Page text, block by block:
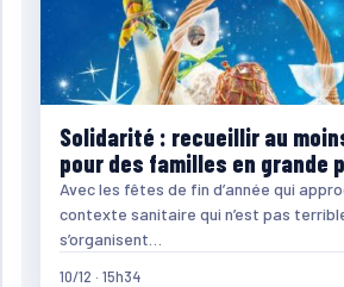
Solidarité : recueillir au
pour des familles en grande
Avec les fêtes de fin d’année qui
contexte sanitaire qui n’est pas
s’organisent…
10/12 · 15h34